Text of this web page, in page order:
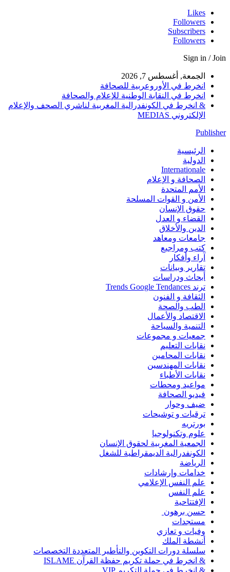
Likes
Followers
Subscribers
Followers
Sign in / Join
الجمعة, أغسطس 7, 2026
انخرط في الأوروعربية للصحافة
انخرط في النقابة الوطنية للإعلام والصحافة
& انخرط في الكونفدرالية المغربية لناشري الصحف والإعلام
الإلكتروني MEDIAS
Publisher
الرئيسية
الدولية
Internationale
الصحافة و الإعلام
الأمم المتحدة
الأمن و القوات المسلحة
حقوق الإنسان
القضاء و العدل
الدين والأخلاق
جامعات ومعاهد
كتب ومراجيع
آراء وأفكار
تقارير وبيانات
أبحاث ودراسات
ترند Trends Google Tendances
الثقافة و الفنون
الطب والصحة
الاقتصاد والأعمال
التنمية والسياحة
جمعيات و مجموعات
نقابات التعليم
نقابات المحامين
نقابات المهندسين
نقابات الأطباء
مواعيد ومحطات
فيديو الصحافة
ضيف وحوار
ترقيات و توشيحات
بورتريه
علوم وتكنولوجيا
الجمعية المغربية لحقوق الإنسان
الكونفدرالية الديمقراطية للشغل
الرياضة
خدامات وإرشادات
علم النفس الإعلامي
علم النفس
الإفتتاحية
حسن برهون
مستجدات
وفيات و تعازي
أنشطة الملك
سلسلة دورات التكوين والتأطير المتعددة التخصصات
& انخرط في حملة تكريم حفظة القرآن ISLAME
& انخرط في حملة التكريم VIP